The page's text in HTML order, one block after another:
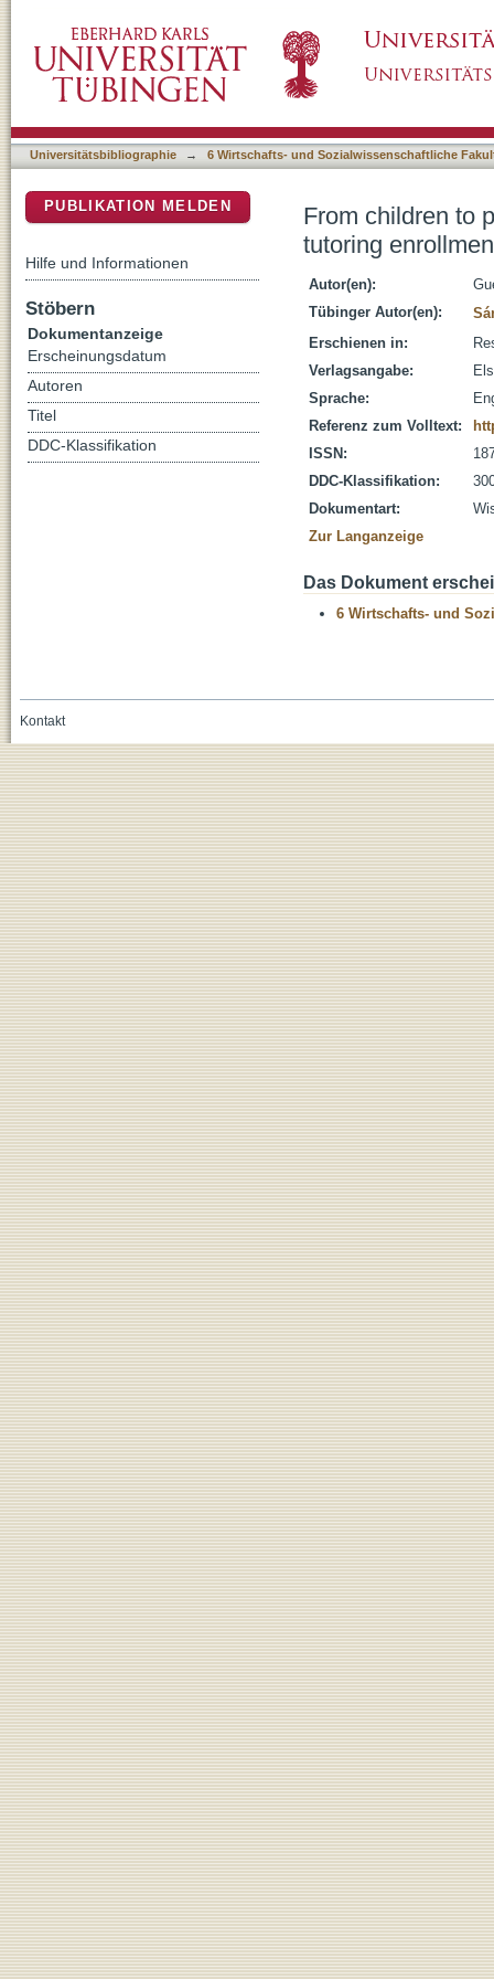
origins. The South Korean case
Universitätsbibliographie → 6 Wirtschafts- und Sozialwissenschaftliche
From children to
tutoring
Autor(en):
Tübinger Autor(en):
Erschienen in:
Verlagsangabe:
Sprache:
Referenz zum Volltext:
ISSN:
DDC-Klassifikation:
Dokumentart:
Zur Langanzeige
Das Dokument
6 Wirtschafts- und
PUBLIKATION MELDEN
Hilfe und Informationen
Stöbern
Dokumentanzeige
Erscheinungsdatum
Autoren
Titel
DDC-Klassifikation
Kontakt